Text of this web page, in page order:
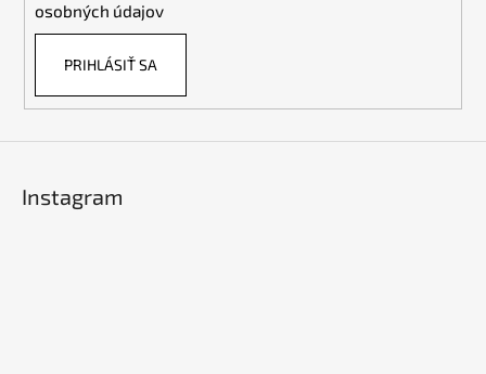
osobných údajov
PRIHLÁSIŤ SA
Instagram